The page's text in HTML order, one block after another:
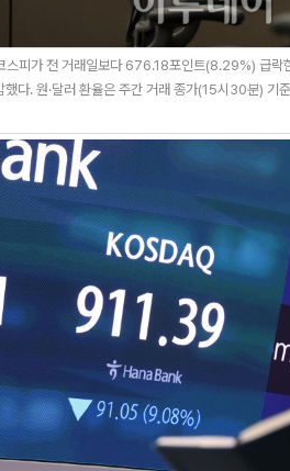
피가 전 거래일보다 676.18포인트(8.29%) 급
다. 원·달러 환율은 주간 거래 종가(15시30분)